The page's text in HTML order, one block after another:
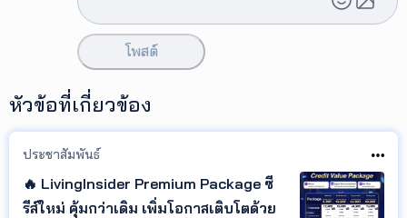
โพสต์
หัวข้อที่เกี่ยวข้อง
ประชาสัมพันธ์
🔥 LivingInsider Premium Package ซี
รีส์ใหม่ คุ้มกว่าเดิม เพิ่มโอกาสเติบโตด้วย